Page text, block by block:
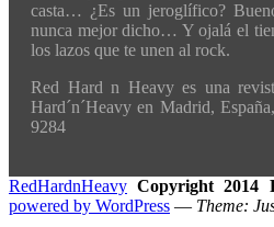
casta… ¿Es un jeroglífico?
nunca mejor dicho… Y ojalá el
los lazos que te unen al rock.
Red Hard n Heavy es una
Hard´n´Heavy en Madrid,
9284
RedHardnHeavy Copyright 2014
powered by WordPress — Theme: